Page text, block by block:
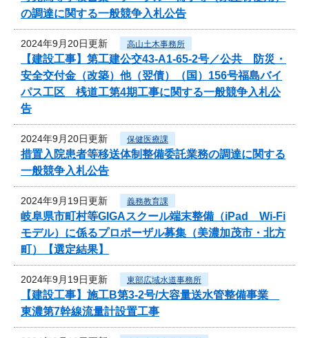
の調達に関する一般競争入札公告
2024年9月20日更新 高山土木事務所
【建設工事】第工建公交43-A1-65-2号／公共 防災・
安全交付金（改築）他（翌債）（国）156号福島バイ
パス工区 桟道工第4期工事に関する一般競争入札公
告
2024年9月20日更新 保健医療課
措置入院患者等移送体制整備委託業務の調達に関する
一般競争入札公告
2024年9月19日更新 義務教育課
岐阜県市町村等GIGAスクール端末整備（iPad Wi-Fi
モデル）に係るプロポーザル募集（美濃加茂市・北方
町）【選定結果】
2024年9月19日更新 東部広域水道事務所
【建設工事】施工B第3-2号/大容量送水管整備事業
東濃第7幹線流量計設置工事